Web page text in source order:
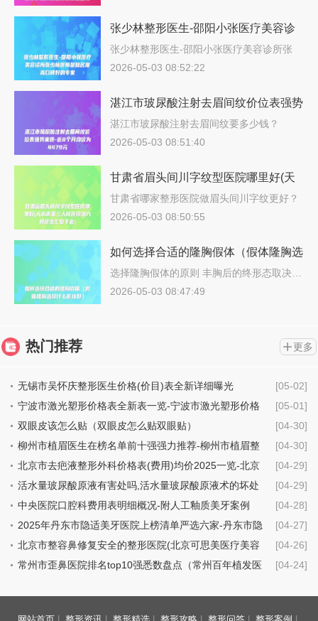
张少林整形医生-邵阳小张医疗美容诊
所张少林医师是知名度高口碑好的专家
张少林整形医生-邵阳小张医疗美容诊所张
少…
2026-05-03 08:52:22
湛江市玻尿酸注射去眉间纹价位表强势
来袭-近8个月均价为4479元
湛江市玻尿酸注射去眉间纹要多少钱？
202…
2026-05-03 08:51:40
甘肃省眉头间川字纹型医院哪里好(天
水市第三人民医院潜力股医生汇聚于
此)
甘肃省哪家整形医院做眉头间川字纹更好？
说…
2026-05-03 08:50:55
如何选择合适的隆胸假体（假体隆胸选
择什么形状好）
选择隆胸假体的原则 丰胸后的终形态取决…
2026-05-03 08:47:49
热门推荐 更多
[05-02]
无锡市吴怀庆整形医生价格(价目)表全新详细曝光
[05-01]
宁波市激光塑形价格表全新表一览-宁波市激光塑形价格
行情
[04-30]
双眼皮该怎么贴（双眼皮怎么贴双眼贴）
[04-30]
柳州市植眉医生在榜名单前十强强力推荐-柳州市植眉整
形医生
[04-29]
北京市去疤液整形外科价格表(费用)均价2025一览-北京
市去疤液具体费用是多少钱
[04-29]
活水量玻尿酸原液有害处吗,活水量玻尿酸原液术的坏处
[04-28]
中央医院口腔科费用表明细概况-附人工釉质美牙案例
[04-27]
2025年丹东市隐适美牙医院上榜清单严选六家-丹东市隐
适美牙口腔医院
[04-26]
北京市整容鼻修复安全的整形医院(北京可思美医疗美容
机构技术点评_附价格一览表)
[04-24]
常州市歪鼻医院排名top10强悉数盘点（常州百年植发医